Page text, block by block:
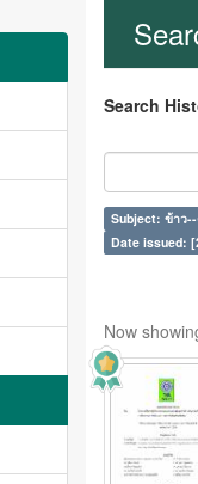
Search
Subject: ข้าว
Date issued:
Now